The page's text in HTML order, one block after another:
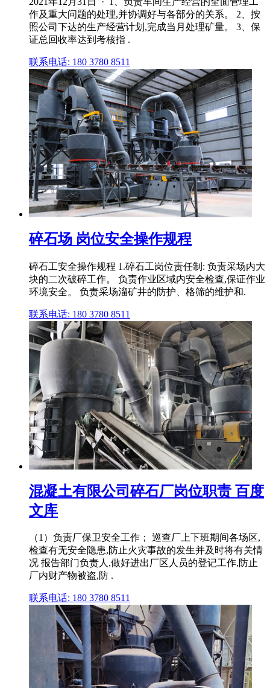
作及重大问题的处理,并协调好与各部分的关系。 2、按
照公司下达的生产经营计划,完成当月处理矿量。 3、保
证总回收率达到考核指 .
联系电话: 180 3780 8511
碎石场 岗位安全操作规程
碎石工安全操作规程 1.碎石工岗位责任制: 负责采场内大
块的二次破碎工作。 负责作业区域内安全检查,保证作业
环境安全。 负责采场溜矿井的防护、格筛的维护和.
联系电话: 180 3780 8511
混凝土有限公司碎石厂岗位职责 百度
文库
（1）负责厂保卫安全工作； 巡查厂上下班期间各场区,
检查有无安全隐患,防止火灾事故的发生并及时将有关情
况 报告部门负责人,做好进出厂区人员的登记工作,防止
厂内财产物被盗,防 .
联系电话: 180 3780 8511